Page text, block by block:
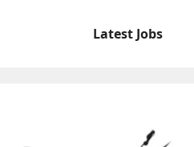
Latest Jobs